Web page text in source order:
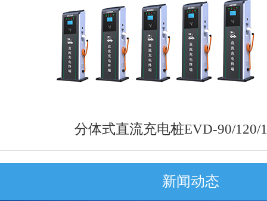
分体式直流充电桩EVD-90/120/
新闻动态